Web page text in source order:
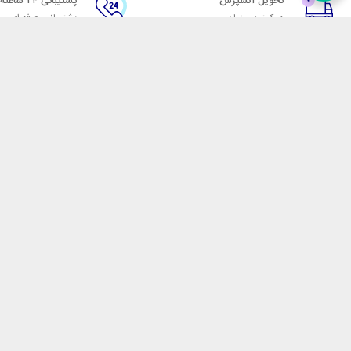
در کمترین زمان پشتیبانی حرفه ای